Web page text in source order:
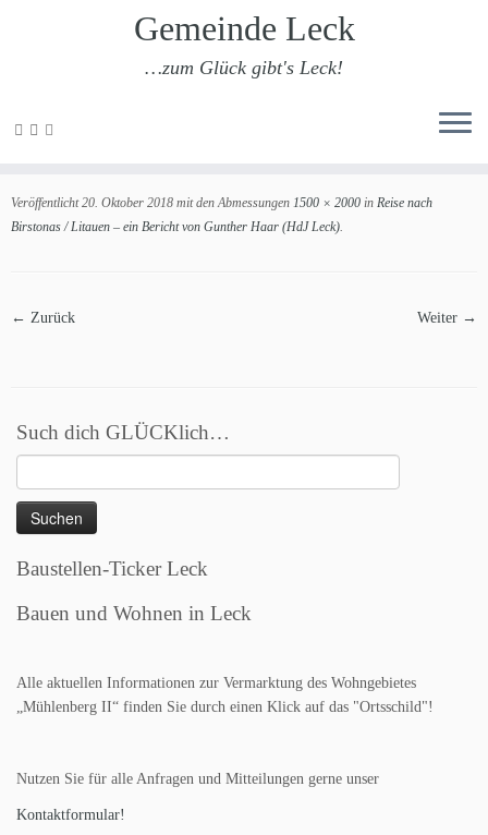
Zum
Gemeinde Leck
…zum Glück gibt's Leck!
Veröffentlicht 20. Oktober 2018 mit den Abmessungen 1500 × 2000 in Reise nach
Birstonas / Litauen – ein Bericht von Gunther Haar (HdJ Leck).
← Zurück Weiter →
Such dich GLÜCKlich…
nach:
Baustellen-Ticker Leck
Bauen und Wohnen in Leck
Alle aktuellen Informationen zur Vermarktung des Wohngebietes
„Mühlenberg II“ finden Sie durch einen Klick auf das "Ortsschild"!
Nutzen Sie für alle Anfragen und Mitteilungen gerne unser
Kontaktformular!